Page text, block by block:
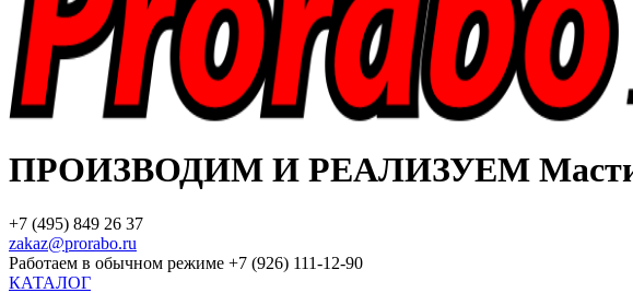
ПРОИЗВОДИМ И РЕАЛИЗУЕМ
+7 (495) 849 26 37
zakaz@prorabo.ru
Работаем в обычном режиме +7 (926) 111-12-90
КАТАЛОГ